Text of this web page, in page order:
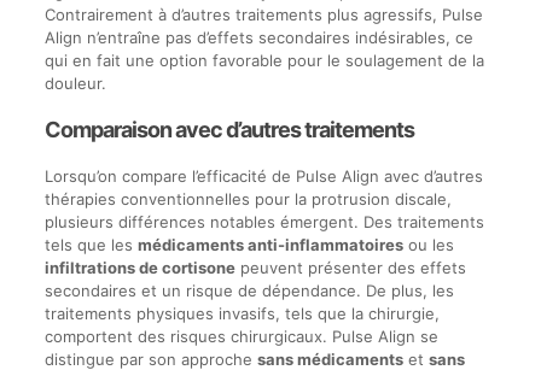
Contrairement à d’autres traitements plus agressifs, Pulse
Align n’entraîne pas d’effets secondaires indésirables, ce
qui en fait une option favorable pour le soulagement de la
douleur.
Comparaison avec d’autres traitements
Lorsqu’on compare l’efficacité de Pulse Align avec d’autres
thérapies conventionnelles pour la protrusion discale,
plusieurs différences notables émergent. Des traitements
tels que les médicaments anti-inflammatoiresou les
infiltrations de cortisonepeuvent présenter des effets
secondaires et un risque de dépendance. De plus, les
traitements physiques invasifs, tels que la chirurgie,
comportent des risques chirurgicaux. Pulse Align se
distingue par son approche sans médicamentset sans